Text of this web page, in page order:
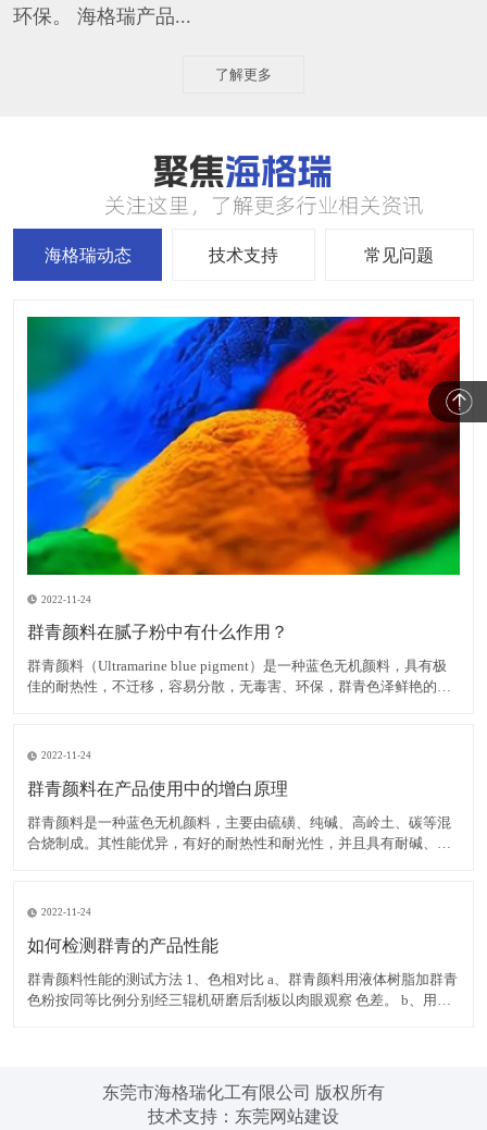
环保。 海格瑞产品...
了解更多
海格瑞动态 技术支持 常见问题
2022-11-24
群青颜料在腻子粉中有什么作用？
群青颜料（Ultramarine blue pigment）是一种蓝色无机颜料，具有极
佳的耐热性，不迁移，容易分散，无毒害、环保，群青色泽鲜艳的蓝
原料的灰暗色光，令腻子粉获得极
2022-11-24
群青颜料在产品使用中的增白原理
群青颜料是一种蓝色无机颜料，主要由硫磺、纯碱、高岭土、碳等混
合烧制成。其性能优异，有好的耐热性和耐光性，并且具有耐碱、不
在运用中不会导致同色异谱现象的出现，能消除白色物质内黄色色
2022-11-24
如何检测群青的产品性能
群青颜料性能的测试方法 1、色相对比 a、群青颜料用液体树脂加群青
色粉按同等比例分别经三辊机研磨后刮板以肉眼观察 色差。 b、用塑
东莞市海格瑞化工有限公司 版权所有
技术支持： 东莞网站建设